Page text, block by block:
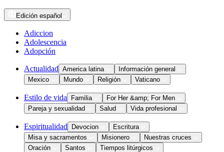
Edición español
Adiccion
Adolescencia
Adopción
Actualidad America latina
Información general
Mexico
Mundo Religión Vaticano
Estilo de vida Familia
For Her &amp; For Men
Pareja y sexualidad
Salud Vida profesional
Espiritualidad Devocion
Escritura
Misa y sacramentos
Misionero
Nuestras cruces
Oración
Santos
Tiempos litúrgicos